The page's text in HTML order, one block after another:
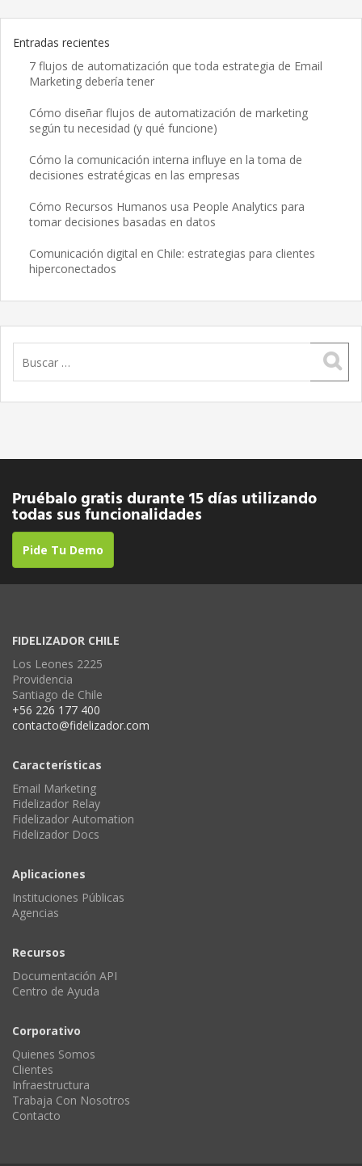
Entradas recientes
7 flujos de automatización que toda estrategia de Email
Marketing debería tener
Cómo diseñar flujos de automatización de marketing
según tu necesidad (y qué funcione)
Cómo la comunicación interna influye en la toma de
decisiones estratégicas en las empresas
Cómo Recursos Humanos usa People Analytics para
tomar decisiones basadas en datos
Comunicación digital en Chile: estrategias para clientes
hiperconectados
Pruébalo gratis durante 15 días utilizando
todas sus funcionalidades
Pide Tu Demo
FIDELIZADOR CHILE
Los Leones 2225
Providencia
Santiago de Chile
+56 226 177 400
contacto@fidelizador.com
Características
Email Marketing
Fidelizador Relay
Fidelizador Automation
Fidelizador Docs
Aplicaciones
Instituciones Públicas
Agencias
Recursos
Documentación API
Centro de Ayuda
Corporativo
Quienes Somos
Clientes
Infraestructura
Trabaja Con Nosotros
Contacto